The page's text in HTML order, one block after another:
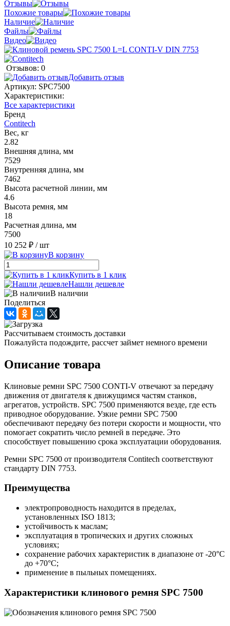
Отзывы
Похожие товары
Наличие
Файлы
Видео
Отзывов: 0
Добавить отзыв
Артикул: SPC7500
Характеристики:
Все характеристики
Бренд
Contitech
Вес, кг
2.82
Внешняя длина, мм
7529
Внутренняя длина, мм
7462
Высота расчетной линии, мм
4.6
Высота ремня, мм
18
Расчетная длина, мм
7500
10 252 ₽ / шт
В корзину
Купить в 1 клик
Нашли дешевле
В наличии
Поделиться
Рассчитываем стоимость доставки
Пожалуйста подождите, рассчет займет немного времени
Описание товара
Клиновые ремни SPC 7500 CONTI-V отвечают за передачу
движения от двигателя к движущимся частям станков,
агрегатов, устройств. SPC 7500 применяются везде, где есть
приводное оборудование. Узкие ремни SPC 7500
обеспечивают передачу без потери скорости и мощности, что
помогает сократить число ремней в передаче. Это
способствует повышению срока эксплуатации оборудования.
Ремни SPC 7500 от производителя Contitech соответствуют
стандарту DIN 7753.
Преимущества
электропроводность находится в пределах,
установленных ISO 1813;
устойчивость к маслам;
эксплуатация в тропических и других сложных
условиях;
сохранение рабочих характеристик в диапазоне от -20°С
до +70°С;
применение в пыльных помещениях.
Характеристики клинового ремня SPC 7500